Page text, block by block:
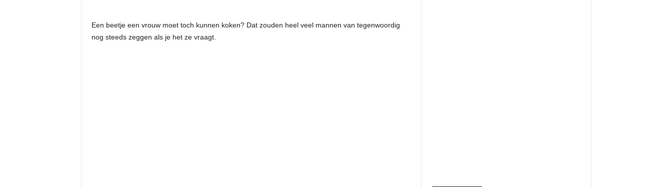
Een beetje een vrouw moet toch kunnen koken? Dat zouden heel veel mannen van tegenwoordig
nog steeds zeggen als je het ze vraagt.